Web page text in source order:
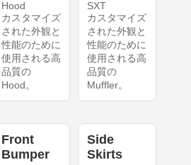
Hood
カスタマイズ
された外観と
性能のために
使用される高
品質の
Hood。
SXT
カスタマイズ
された外観と
性能のために
使用される高
品質の
Muffler。
Front
Bumper
Side
Skirts